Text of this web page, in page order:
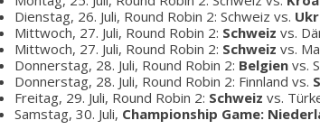
Dienstag, 26. Juli, Round Robin 2: Schweiz vs.
Mittwoch, 27. Juli, Round Robin 2: Schweiz vs.
Mittwoch, 27. Juli, Round Robin 2: Schweiz vs.
Donnerstag, 28. Juli, Round Robin 2: Belgien vs.
Donnerstag, 28. Juli, Round Robin 2: Finnland vs.
Freitag, 29. Juli, Round Robin 2: Schweiz vs.
Samstag, 30. Juli, Championship Game: